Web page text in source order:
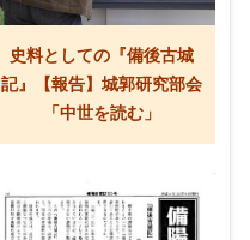
史料としての『備後古城
記』【報告】城郭研究部会
「中世を読む」